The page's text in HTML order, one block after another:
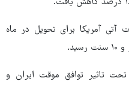
آتی آمریکا برای تحویل در ماه
تاثیر توافق موقت ایران و